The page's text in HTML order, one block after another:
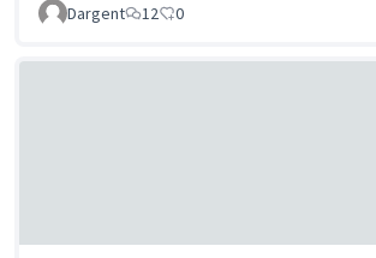
Dargent
12 0